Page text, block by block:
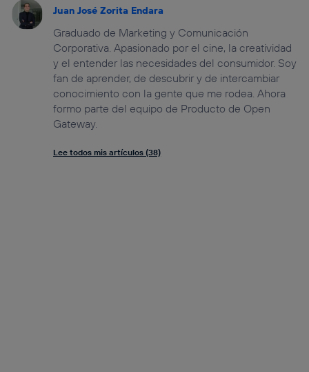
Juan José Zorita Endara
Graduado de Marketing y Comunicación
Corporativa. Apasionado por el cine, la creatividad
y el entender las necesidades del consumidor. Soy
fan de aprender, de descubrir y de intercambiar
conocimiento con la gente que me rodea. Ahora
formo parte del equipo de Producto de Open
Gateway.
Lee todos mis artículos (38)